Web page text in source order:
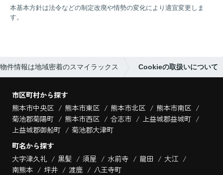
本基本方針は法令などの制定改廃や情勢の変化により適宜変更しま
す。
件情報は地域密着のスマイラックス Cookieの取扱いについて
市区町村から探す
熊本市中央区
熊本市東区 熊本市北区
熊本市南区
菊池郡菊陽町
熊本市西区 合志市
上益城郡益城町
上益城郡御船町
菊池郡大津町
町名から探す
大字津久礼
黒髪 須屋 水前寺 龍田
大江
南熊本
坪井 渡鹿
八王寺町